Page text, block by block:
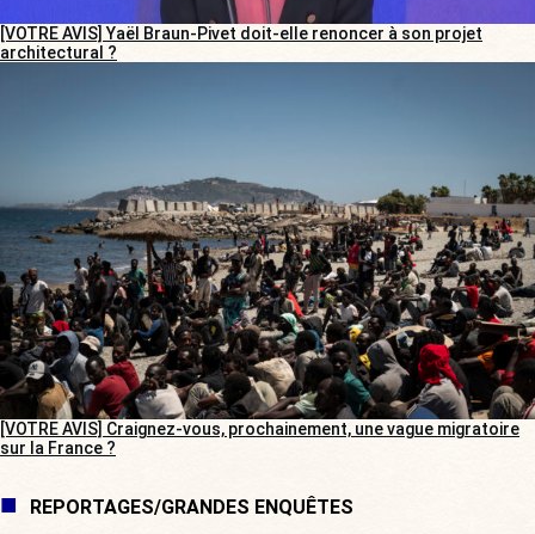
[VOTRE AVIS] Yaël Braun-Pivet doit-elle renoncer à son projet
architectural ?
[VOTRE AVIS] Craignez-vous, prochainement, une vague migratoire
sur la France ?
REPORTAGES/GRANDES ENQUÊTES